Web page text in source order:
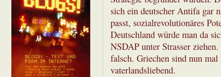
sich ein deutscher Antifa gar
passt, sozialrevolutionäres
Deutschland würde man da
NSDAP unter Strasser
falsch. Griechen sind nun
vaterlandsliebend.